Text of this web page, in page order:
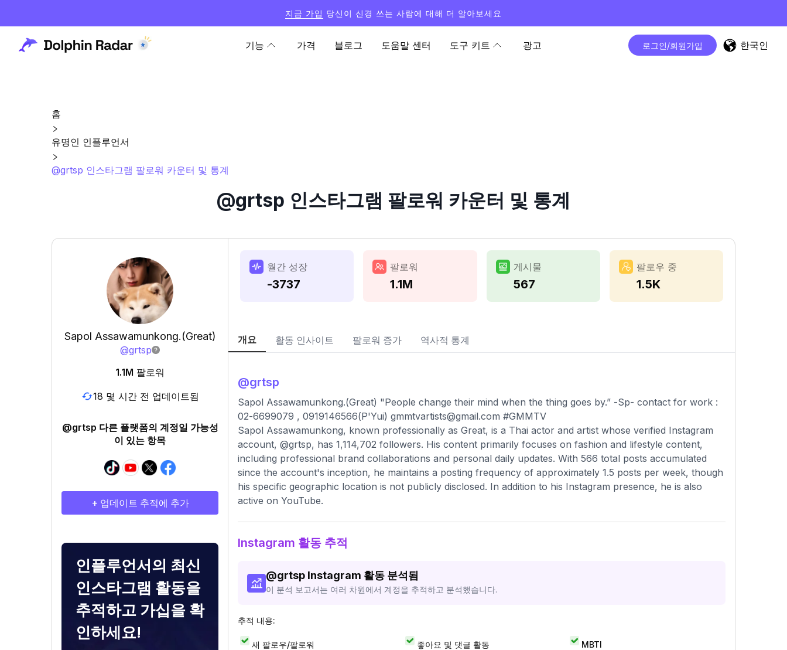
지금 가입 당신이 신경 쓰는 사람에 대해 더 알아보세요
기능 가격 블로그 도움말 센터 도구 키트 광고 로그인/회원가입 한국인
홈
유명인 인플루언서
@grtsp 인스타그램 팔로워 카운터 및 통계
@grtsp 인스타그램 팔로워 카운터 및 통계
Sapol Assawamunkong.(Great)
@grtsp
1.1M 팔로워
18 몇 시간 전 업데이트됨
@grtsp 다른 플랫폼의 계정일 가능성
이 있는 항목
+ 업데이트 추적에 추가
인플루언서의 최신
인스타그램 활동을
추적하고 가십을 확
인하세요!
월간 성장
-3737
팔로워
1.1M
게시물
567
팔로우 중
1.5K
개요 활동 인사이트 팔로워 증가 역사적 통계
@grtsp
Sapol Assawamunkong.(Great) "People change their mind when the thing goes by.” -Sp- contact for work :
02-6699079 , 0919146566(P'Yui) gmmtvartists@gmail.com #GMMTV
Sapol Assawamunkong, known professionally as Great, is a Thai actor and artist whose verified Instagram
account, @grtsp, has 1,114,702 followers. His content primarily focuses on fashion and lifestyle content,
including professional brand collaborations and personal daily updates. With 566 total posts accumulated
since the account's inception, he maintains a posting frequency of approximately 1.5 posts per week, though
his specific geographic location is not publicly disclosed. In addition to his Instagram presence, he is also
active on YouTube.
Instagram 활동 추적
@grtsp Instagram 활동 분석됨
이 분석 보고서는 여러 차원에서 계정을 추적하고 분석했습니다.
추적 내용:
새 팔로우/팔로워 좋아요 및 댓글 활동 MBTI